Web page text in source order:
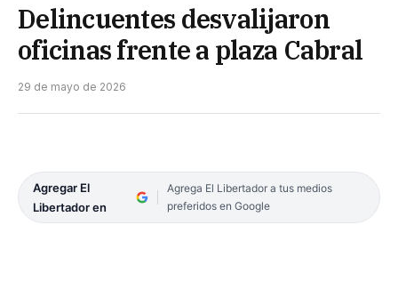
Delincuentes desvalijaron
oficinas frente a plaza Cabral
29 de mayo de 2026
Agregar El
Libertador en
Agrega El Libertador a tus medios
preferidos en Google